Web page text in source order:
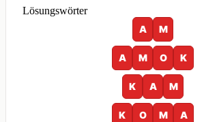
Lösungswörter
A
M
A M O K
K A M
K O M A